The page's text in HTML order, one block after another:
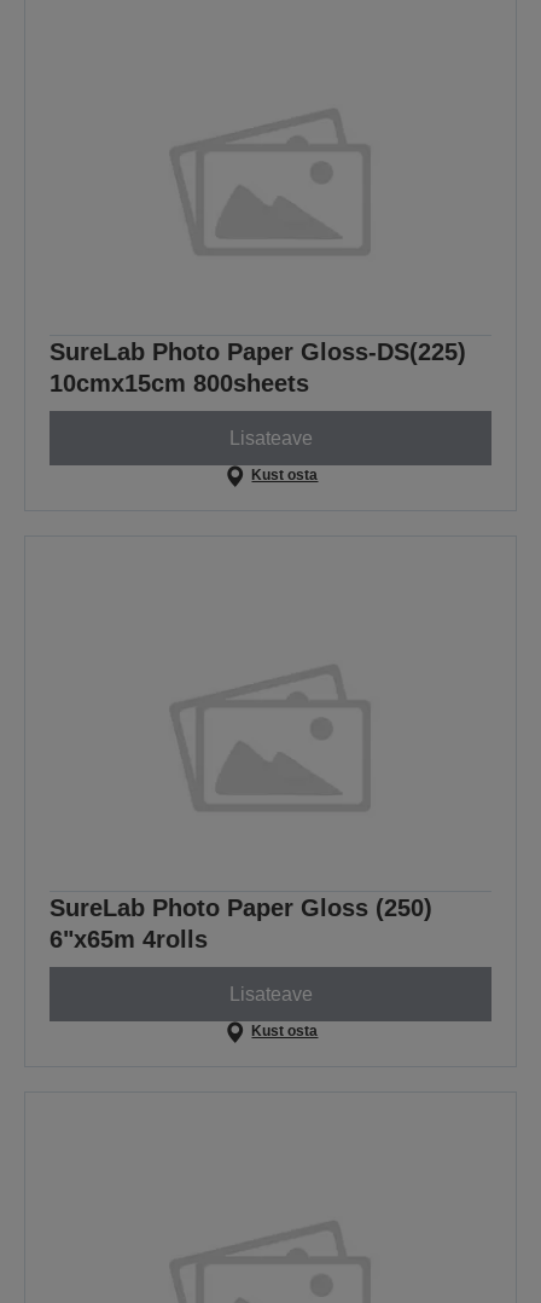
SureLab Photo Paper Gloss-DS(225)
10cmx15cm 800sheets
Lisateave
Kust osta
SureLab Photo Paper Gloss (250)
6"x65m 4rolls
Lisateave
Kust osta